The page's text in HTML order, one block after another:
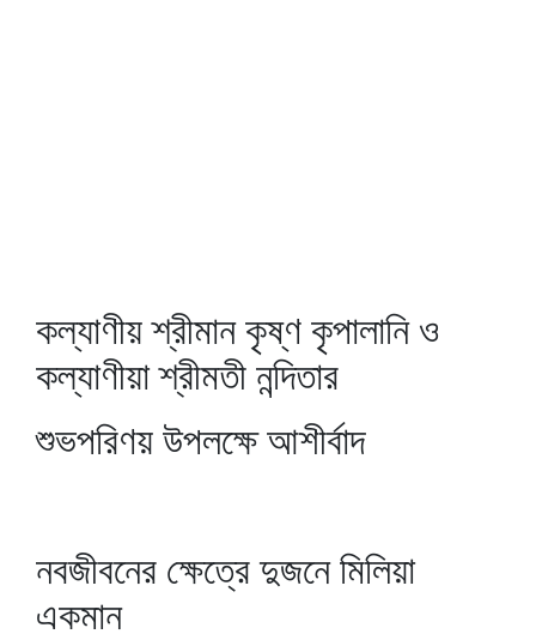
কল্যাণীয় শ্রীমান কৃষ্ণ কৃপালানি ও
কল্যাণীয়া শ্রীমতী নন্দিতার
শুভপরিণয় উপলক্ষে আশীর্বাদ
নবজীবনের ক্ষেত্রে দুজনে মিলিয়া
একমান